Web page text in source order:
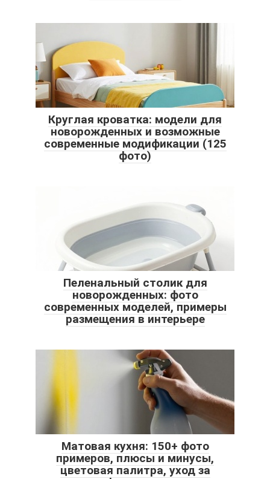
Круглая кроватка: модели для
новорожденных и возможные
современные модификации (125
фото)
Пеленальный столик для
новорожденных: фото
современных моделей, примеры
размещения в интерьере
Матовая кухня: 150+ фото
примеров, плюсы и минусы,
цветовая палитра, уход за